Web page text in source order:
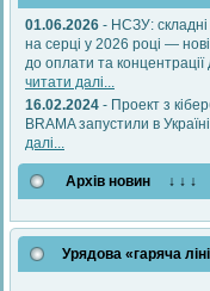
01.06.2026 - НСЗУ: складні
на серці у 2026 році —
до оплати та
читати далі...
16.02.2024 - Проект з
BRAMA запустили в
далі...
Архів новин ↓ ↓ ↓
Урядова «гаряча